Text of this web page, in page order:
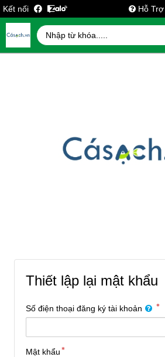
Kết nối Hỗ Trợ
Thiết lập lại mật khẩu
Số điện thoại đăng ký tài khoản
Mật khẩu